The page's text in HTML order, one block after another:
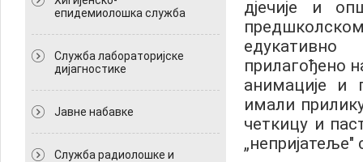
епидемиолошка служба
Служба лабораторијске
дијагностике
Јавне набавке
Служба радиолошке и
дјечије и
прилагођено
анимације и
имали
четкицу и